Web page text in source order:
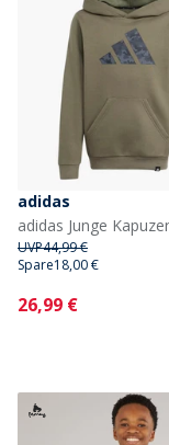
adidas
UVP44,99 €
Spare18,00 €
Current
26,99 €